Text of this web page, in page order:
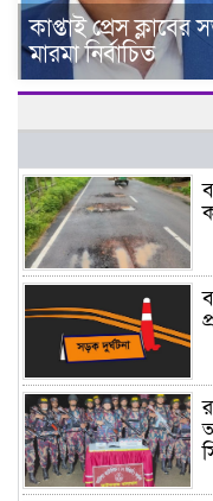
কাপ্তাই প্রেস
মারমা নির্বাচিত